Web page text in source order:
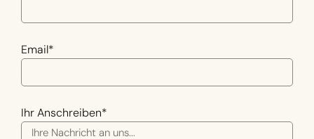
Email*
Ihr Anschreiben*